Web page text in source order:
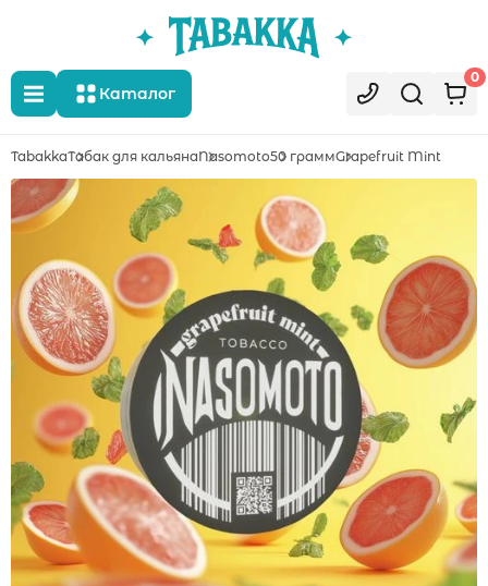
Каталог
0
TabakkaТабак для кальянаNasomoto50 граммGrapefruit Mint